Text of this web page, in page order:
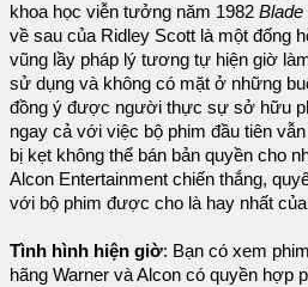
khoa học viễn tưởng năm 1982 Blade
về sau của Ridley Scott là một đống
vũng lầy pháp lý tương tự hiện giờ
sử dụng và không có mặt ở những
đồng ý được người thực sự sở hữu
ngay cả với việc bộ phim đầu tiên
bị kẹt không thể bán bản quyền cho
Alcon Entertainment chiến thắng,
với bộ phim được cho là hay nhất của
Tình hình hiện giờ: Bạn có xem phim
hãng Warner và Alcon có quyền hợp